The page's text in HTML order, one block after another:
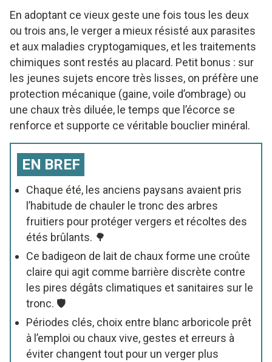
En adoptant ce vieux geste une fois tous les deux
ou trois ans, le verger a mieux résisté aux parasites
et aux maladies cryptogamiques, et les traitements
chimiques sont restés au placard. Petit bonus : sur
les jeunes sujets encore très lisses, on préfère une
protection mécanique (gaine, voile d’ombrage) ou
une chaux très diluée, le temps que l’écorce se
renforce et supporte ce véritable bouclier minéral.
EN BREF
Chaque été, les anciens paysans avaient pris
l’habitude de chauler le tronc des arbres
fruitiers pour protéger vergers et récoltes des
étés brûlants. 🌳
Ce badigeon de lait de chaux forme une croûte
claire qui agit comme barrière discrète contre
les pires dégâts climatiques et sanitaires sur le
tronc. 🛡️
Périodes clés, choix entre blanc arboricole prêt
à l’emploi ou chaux vive, gestes et erreurs à
éviter changent tout pour un verger plus